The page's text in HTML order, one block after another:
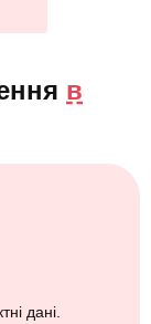
в
дані.